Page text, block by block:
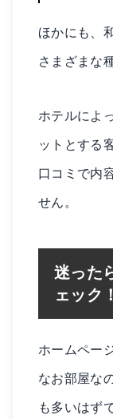
ほかにも、
さまざまな
ホテルによ
ットとする
口コミで内
せん。
迷った
ェック！
ホームペー
なお部屋な
も多いはず